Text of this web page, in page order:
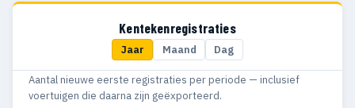
4
1966 15
Kentekenregistraties
Jaar Maand Dag
Aantal nieuwe eerste registraties per periode — inclusief
voertuigen die daarna zijn geëxporteerd.